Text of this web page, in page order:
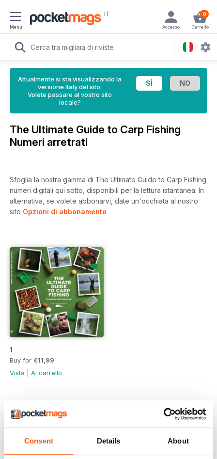
Consent Details About
Menu
IT 0
Carrello
Accesso
Attualmente si sta visualizzando la
versione Italy del sito.
Volete passare al vostro sito
locale?
The Ultimate Guide to Carp Fishing
Numeri arretrati
Sfoglia la nostra gamma di The Ultimate Guide to Carp Fishing
numeri digitali qui sotto, disponibili per la lettura istantanea. In
alternativa, se volete abbonarvi, date un'occhiata al nostro
sito Opzioni di abbonamento
1
Buy for €11,99
Vista
Al carrello